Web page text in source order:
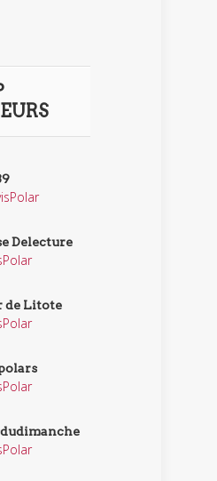
Delecture
de Litote